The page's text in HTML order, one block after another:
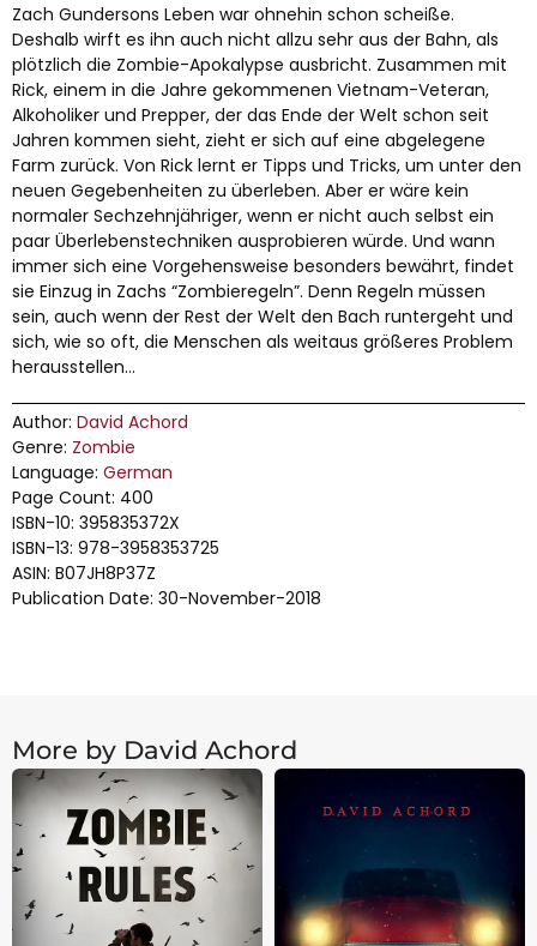
Zach Gundersons Leben war ohnehin schon scheiße.
Deshalb wirft es ihn auch nicht allzu sehr aus der Bahn, als
plötzlich die Zombie-Apokalypse ausbricht. Zusammen mit
Rick, einem in die Jahre gekommenen Vietnam-Veteran,
Alkoholiker und Prepper, der das Ende der Welt schon seit
Jahren kommen sieht, zieht er sich auf eine abgelegene
Farm zurück. Von Rick lernt er Tipps und Tricks, um unter den
neuen Gegebenheiten zu überleben. Aber er wäre kein
normaler Sechzehnjähriger, wenn er nicht auch selbst ein
paar Überlebenstechniken ausprobieren würde. Und wann
immer sich eine Vorgehensweise besonders bewährt, findet
sie Einzug in Zachs “Zombieregeln”. Denn Regeln müssen
sein, auch wenn der Rest der Welt den Bach runtergeht und
sich, wie so oft, die Menschen als weitaus größeres Problem
herausstellen…
Author: David Achord
Genre: Zombie
Language: German
Page Count: 400
ISBN-10: 395835372X
ISBN-13: 978-3958353725
ASIN: B07JH8P37Z
Publication Date: 30-November-2018
More by David Achord